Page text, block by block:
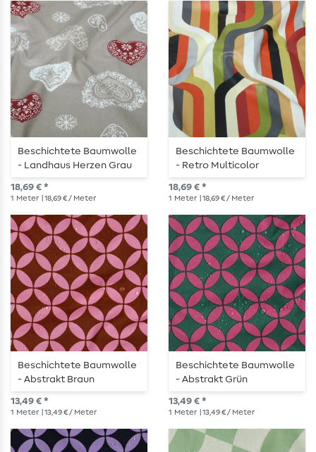
Beschichtete Baumwolle
- Landhaus Herzen Grau
18,69 € *
1 Meter | 18,69 € / Meter
Beschichtete Baumwolle
- Retro Multicolor
18,69 € *
1 Meter | 18,69 € / Meter
Beschichtete Baumwolle
- Abstrakt Braun
13,49 € *
1 Meter | 13,49 € / Meter
Beschichtete Baumwolle
- Abstrakt Grün
13,49 € *
1 Meter | 13,49 € / Meter